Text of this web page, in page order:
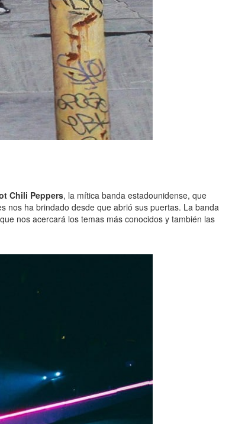
Chili Peppers, la mítica banda estadounidense, que
nos ha brindado desde que abrió sus puertas. La banda
nos acercará los temas más conocidos y también las